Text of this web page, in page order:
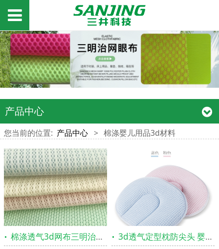
产品中心
您当前的位置: 产品中心 > 棉涤婴儿用品3d材料
棉涤透气3d网布三明治空气层网眼布 3d透气定型枕防尖头 婴儿枕头0-3个月矫正偏头型春夏新生儿小枕头